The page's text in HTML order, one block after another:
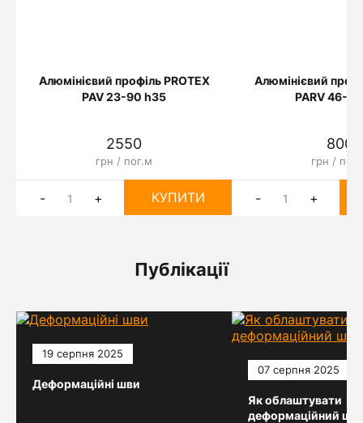
Алюмінієвий профіль PROTEX
PAV 23-90 h35
2550
грн / пог.м
- + КУПИТИ
Алюмінієвий
PARV 46-
800
грн /
- +
Публікації
19 серпня 2025
Деформаційні шви
07 серпня 2025
Як облаштувати
деформаційний